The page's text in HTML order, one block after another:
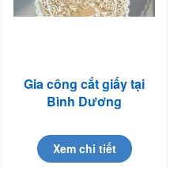
Gia công cắt giấy tại
Bình Dương
Xem chi tiết